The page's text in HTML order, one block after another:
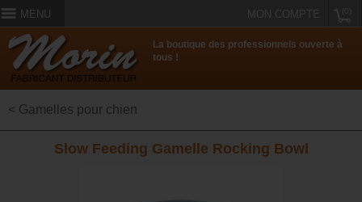
MENU MON COMPTE
La boutique des professionnels ouverte à
tous !
< Gamelles pour chien
Slow Feeding Gamelle Rocking Bowl